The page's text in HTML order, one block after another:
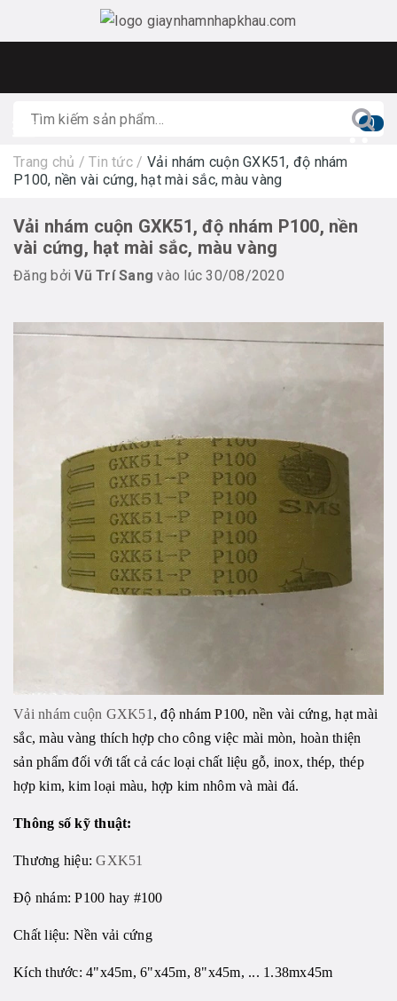
0
Trang chủ / Tin tức / Vải nhám cuộn GXK51, độ nhám
P100, nền vài cứng, hạt mài sắc, màu vàng
Vải nhám cuộn GXK51, độ nhám P100, nền
vài cứng, hạt mài sắc, màu vàng
Đăng bởiVũ Trí Sang vào lúc 30/08/2020
Vải nhám cuộn GXK51 , độ nhám P100, nền vài cứng, hạt mài
sắc, màu vàng thích hợp cho công việc mài mòn, hoàn thiện
sản phẩm đối với tất cả các loại chất liệu gỗ, inox, thép, thép
hợp kim, kim loại màu, hợp kim nhôm và mài đá.
Thông số kỹ thuật:
Thương hiệu:GXK51
Độ nhám: P100 hay #100
Chất liệu: Nền vải cứng
Kích thước: 4"x45m, 6"x45m, 8"x45m, ... 1.38mx45m